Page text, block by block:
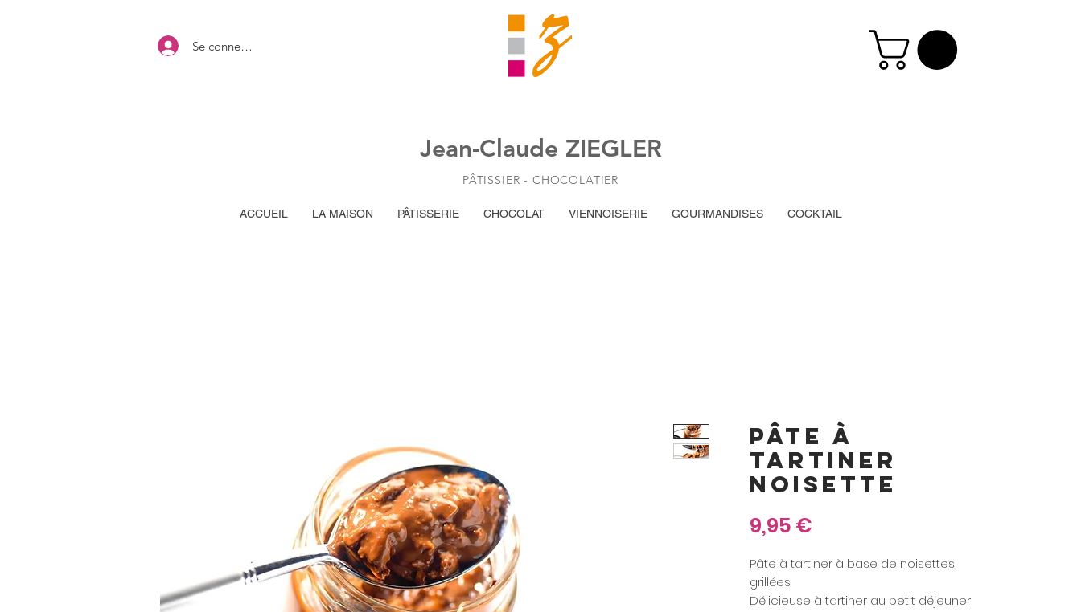
Se connecter
Jean-Claude ZIEGLER
PÂTISSIER - CHOCOLATIER
ACCUEIL LA MAISON PÂTISSERIE CHOCOLAT VIENNOISERIE GOURMANDISES COCKTAIL
PÂTE À
TARTINER
NOISETTE
9,95 €
Pâte à tartiner à base de noisettes
grillées.
Délicieuse à tartiner au petit déjeuner